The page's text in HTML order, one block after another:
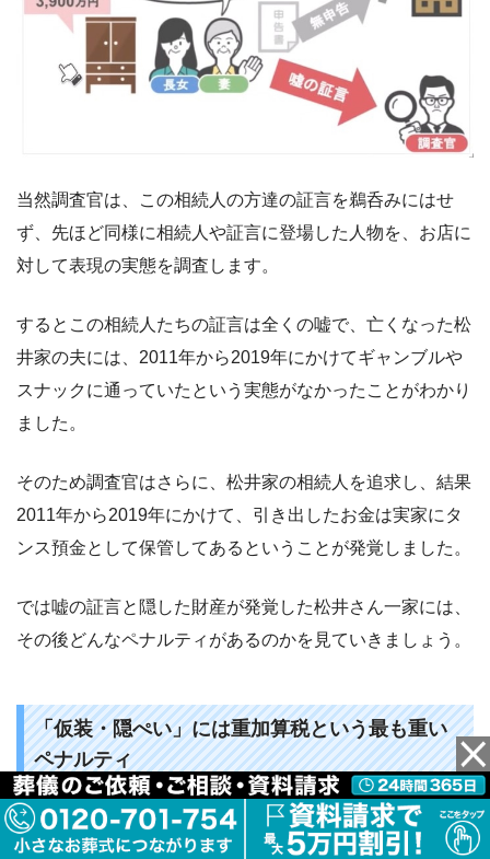
当然調査官は、この相続人の方達の証言を鵜呑みにはせ
ず、先ほど同様に相続人や証言に登場した人物を、お店に
対して表現の実態を調査します。
するとこの相続人たちの証言は全くの嘘で、亡くなった松
井家の夫には、2011年から2019年にかけてギャンブルや
スナックに通っていたという実態がなかったことがわかり
ました。
そのため調査官はさらに、松井家の相続人を追求し、結果
2011年から2019年にかけて、引き出したお金は実家にタ
ンス預金として保管してあるということが発覚しました。
では嘘の証言と隠した財産が発覚した松井さん一家には、
その後どんなペナルティがあるのかを見ていきましょう。
「仮装・隠ぺい」には重加算税という最も重い
ペナルティ
この松井家の場合、夫の預金3,900万円は、本当はタンス
預金として、保管されていることを認識したまま、あえて